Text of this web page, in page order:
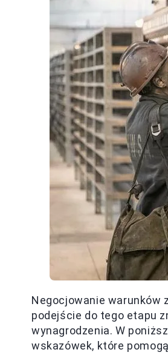
Negocjowanie warunków
podejście do tego etapu
wynagrodzenia. W
wskazówek, które